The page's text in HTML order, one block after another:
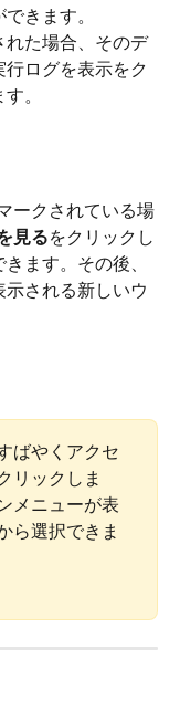
きます。
た場合、そのデ
ログを表示をク
。
ークされている場
見るをクリックし
ます。その後、
される新しいウ
ばやくアクセ
リックしま
メニューが表
ら選択できま